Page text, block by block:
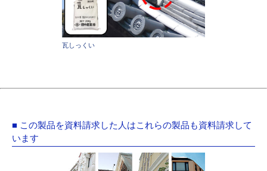
瓦しっくい
■ この製品を資料請求した人はこれらの製品も資料請求して
います